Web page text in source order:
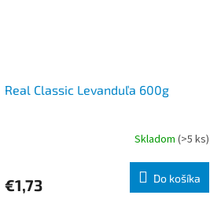
Real Classic Levanduľa 600g
Skladom (>5 ks)
€1,73 Do košíka